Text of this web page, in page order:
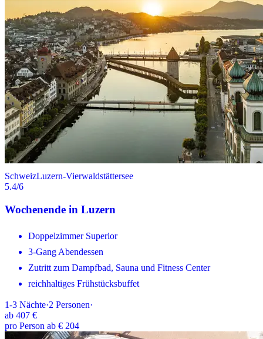
SchweizLuzern-Vierwaldstättersee
5.4/6
Wochenende in Luzern
Doppelzimmer Superior
3-Gang Abendessen
Zutritt zum Dampfbad, Sauna und Fitness Center
reichhaltiges Frühstücksbuffet
1-3 Nächte·2 Personen·
ab 407 €
pro Person ab € 204